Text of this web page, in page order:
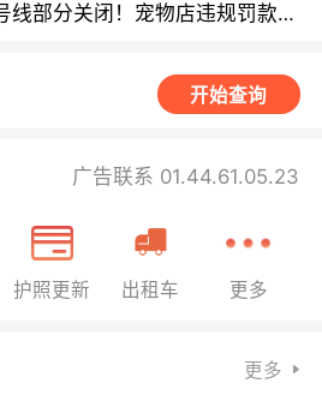
开始查询
广告联系 01.44.61.05.23
护照更新 出租车 更多
更多